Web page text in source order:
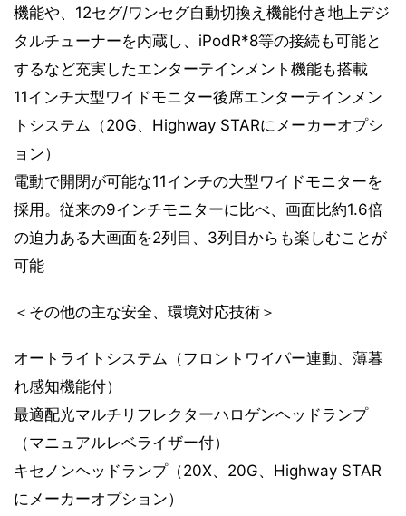
機能や、12セグ/ワンセグ自動切換え機能付き地上デジ
タルチューナーを内蔵し、iPodR*8等の接続も可能と
するなど充実したエンターテインメント機能も搭載
11インチ大型ワイドモニター後席エンターテインメン
トシステム（20G、Highway STARにメーカーオプシ
ョン）
電動で開閉が可能な11インチの大型ワイドモニターを
採用。従来の9インチモニターに比べ、画面比約1.6倍
の迫力ある大画面を2列目、3列目からも楽しむことが
可能
＜その他の主な安全、環境対応技術＞
オートライトシステム（フロントワイパー連動、薄暮
れ感知機能付）
最適配光マルチリフレクターハロゲンヘッドランプ
（マニュアルレベライザー付）
キセノンヘッドランプ（20X、20G、Highway STAR
にメーカーオプション）